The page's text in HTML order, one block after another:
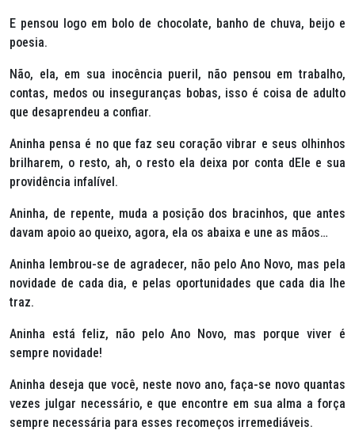
E pensou logo em bolo de chocolate, banho de chuva, beijo e
poesia.
Não, ela, em sua inocência pueril, não pensou em trabalho,
contas, medos ou inseguranças bobas, isso é coisa de adulto
que desaprendeu a confiar.
Aninha pensa é no que faz seu coração vibrar e seus olhinhos
brilharem, o resto, ah, o resto ela deixa por conta dEle e sua
providência infalível.
Aninha, de repente, muda a posição dos bracinhos, que antes
davam apoio ao queixo, agora, ela os abaixa e une as mãos…
Aninha lembrou-se de agradecer, não pelo Ano Novo, mas pela
novidade de cada dia, e pelas oportunidades que cada dia lhe
traz.
Aninha está feliz, não pelo Ano Novo, mas porque viver é
sempre novidade!
Aninha deseja que você, neste novo ano, faça-se novo quantas
vezes julgar necessário, e que encontre em sua alma a força
sempre necessária para esses recomeços irremediáveis.